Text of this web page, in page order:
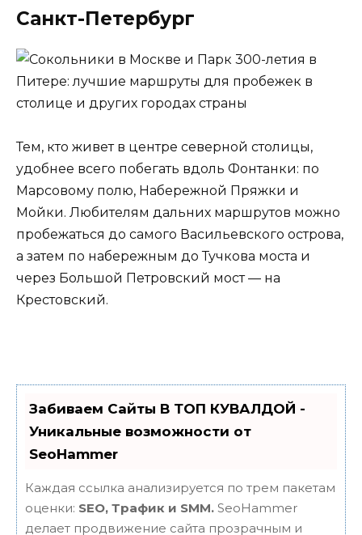
Санкт-Петербург
Тем, кто живет в центре северной столицы,
удобнее всего побегать вдоль Фонтанки: по
Марсовому полю, Набережной Пряжки и
Мойки. Любителям дальних маршрутов можно
пробежаться до самого Васильевского острова,
а затем по набережным до Тучкова моста и
через Большой Петровский мост — на
Крестовский.
Забиваем Сайты В ТОП КУВАЛДОЙ -
Уникальные возможности от
SeoHammer
Каждая ссылка анализируется по трем пакетам
оценки: SEO, Трафик и SMM. SeoHammer
делает продвижение сайта прозрачным и